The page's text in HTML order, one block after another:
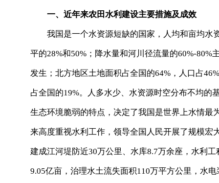
一、近年来农田水利建设主要措施及成效
我国是一个水资源短缺的国家，人均和亩均水
平的28%和50%；降水量和河川径流量的60%-
发生；北方地区土地面积占全国的64%，人口占
占全国的19%。人多水少、水资源时空分布不均的
生态环境脆弱的特点，决定了我国是世界上水情
来高度重视水利工作，领导全国人民开展了规模
建成江河堤防近30万公里、水库8.7万余座，水利
9.05亿亩，治理水土流失面积110万平方公里，水